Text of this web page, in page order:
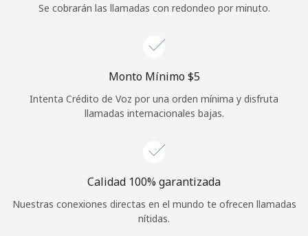
Continuar con
Se cobrarán las llamadas con redondeo por minuto.
Monto Mínimo ⁦$5⁩
Intenta Crédito de Voz por una orden mínima y disfruta
llamadas internacionales bajas.
Calidad 100% garantizada
Nuestras conexiones directas en el mundo te ofrecen llamadas
nítidas.